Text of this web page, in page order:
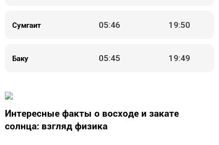
Сумгаит 05:46 19:50
Баку 05:45 19:49
Интересные факты о восходе и закате
солнца: взгляд физика